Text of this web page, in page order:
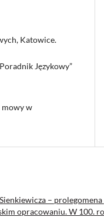
Katowice.
Językowy”
mowy w
– prolegomena
opracowaniu. W 100.